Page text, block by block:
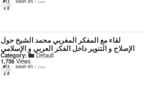
1 year
لقاء مع المفكر المغربي محمد الشيخ حول
الإصلاح و التنوير داخل الفكر العربي و الإسلامي
Category: Default
1,756Views
salah kh 1 year